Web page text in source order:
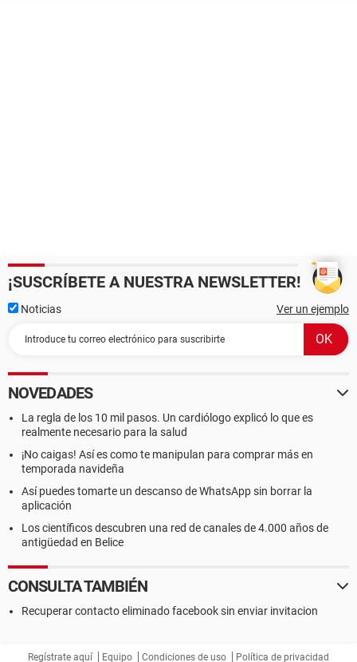
¡SUSCRÍBETE A NUESTRA NEWSLETTER!
Noticias Ver un ejemplo
NOVEDADES
La regla de los 10 mil pasos. Un cardiólogo explicó lo que es
realmente necesario para la salud
¡No caigas! Así es como te manipulan para comprar más en
temporada navideña
Así puedes tomarte un descanso de WhatsApp sin borrar la
aplicación
Los científicos descubren una red de canales de 4.000 años de
antigüedad en Belice
CONSULTA TAMBIÉN
Recuperar contacto eliminado facebook sin enviar invitacion
Regístrate aquí Equipo Condiciones de uso Política de privacidad